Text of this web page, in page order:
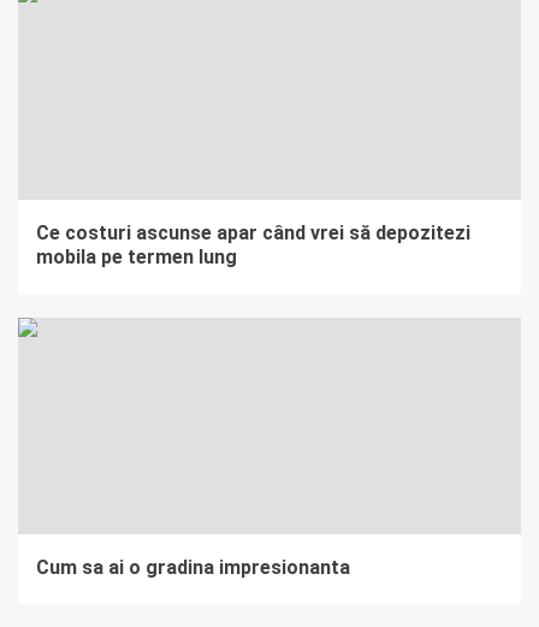
Ce costuri ascunse apar când vrei să depozitezi
mobila pe termen lung
Cum sa ai o gradina impresionanta